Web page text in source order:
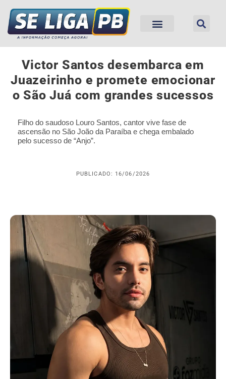
Victor Santos desembarca em
Juazeirinho e promete emocionar
o São Juá com grandes sucessos
Filho do saudoso Louro Santos, cantor vive fase de
ascensão no São João da Paraíba e chega embalado
pelo sucesso de “Anjo”.
PUBLICADO: 16/06/2026